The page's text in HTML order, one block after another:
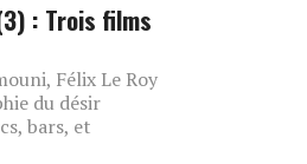
: Trois films
Félix Le Roy
du désir
bars, et